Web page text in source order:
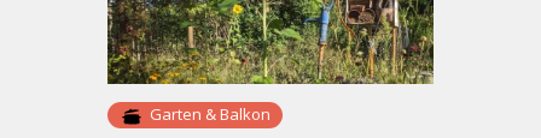
Garten & Balkon